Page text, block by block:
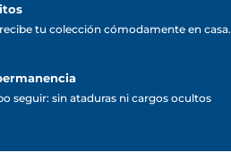
tu colección cómodamente en casa.
seguir: sin ataduras ni cargos ocultos